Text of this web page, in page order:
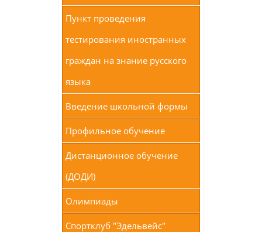
Пункт проведения
тестирования иностранных
граждан на знание русского
языка
Введение школьной формы
Профильное обучение
Дистанционное обучение
(ДОДИ)
Олимпиады
Спортклуб "Эдельвейс"